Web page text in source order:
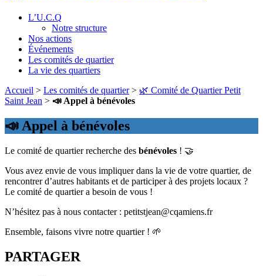
L’U.C.Q
Notre structure
Nos actions
Événements
Les comités de quartier
La vie des quartiers
Accueil > Les comités de quartier> 🌿 Comité de Quartier Petit
Saint Jean > 📣 Appel à bénévoles
📣 Appel à bénévoles
Le comité de quartier recherche des bénévoles ! 🤝
Vous avez envie de vous impliquer dans la vie de votre quartier, de
rencontrer d’autres habitants et de participer à des projets locaux ?
Le comité de quartier a besoin de vous !
N’hésitez pas à nous contacter : petitstjean@cqamiens.fr
Ensemble, faisons vivre notre quartier ! 🌱
PARTAGER